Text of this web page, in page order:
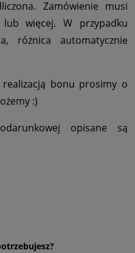
Zamówienie musi
więcej. W przypadku
różnica automatycznie
bonu prosimy o
:)
opisane są